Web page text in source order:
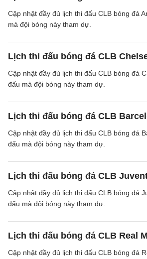
Cập nhật đầy đủ lịch thi đấu CLB bóng đá
mà đội bóng này tham dự.
Lịch thi đấu bóng đá CLB
Cập nhật đầy đủ lịch thi đấu CLB bóng đá
đấu mà đội bóng này tham dự.
Lịch thi đấu bóng đá CLB
Cập nhật đầy đủ lịch thi đấu CLB bóng đá
đấu mà đội bóng này tham dự.
Lịch thi đấu bóng đá CLB
Cập nhật đầy đủ lịch thi đấu CLB bóng đá
đấu mà đội bóng này tham dự.
Lịch thi đấu bóng đá CLB Real
Cập nhật đầy đủ lịch thi đấu CLB bóng đá